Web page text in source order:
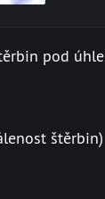
pod
štěrbin)